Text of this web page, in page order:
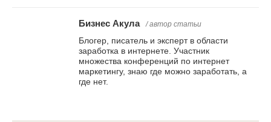
Бизнес Акула / автор статьи
Блогер, писатель и эксперт в области
заработка в интернете. Участник
множества конференций по интернет
маркетингу, знаю где можно заработать, а
где нет.